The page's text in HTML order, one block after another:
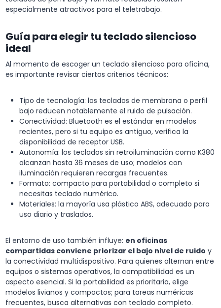
especialmente atractivos para el teletrabajo.
Guía para elegir tu teclado silencioso
ideal
Al momento de escoger un teclado silencioso para oficina,
es importante revisar ciertos criterios técnicos:
Tipo de tecnología: los teclados de membrana o perfil
bajo reducen notablemente el ruido de pulsación.
Conectividad: Bluetooth es el estándar en modelos
recientes, pero si tu equipo es antiguo, verifica la
disponibilidad de receptor USB.
Autonomía: los teclados sin retroiluminación como K380
alcanzan hasta 36 meses de uso; modelos con
iluminación requieren recargas frecuentes.
Formato: compacto para portabilidad o completo si
necesitas teclado numérico.
Materiales: la mayoría usa plástico ABS, adecuado para
uso diario y traslados.
El entorno de uso también influye: en oficinas
compartidas conviene priorizar el bajo nivel de ruido y
la conectividad multidispositivo. Para quienes alternan entre
equipos o sistemas operativos, la compatibilidad es un
aspecto esencial. Si la portabilidad es prioritaria, elige
modelos livianos y compactos; para tareas numéricas
frecuentes, busca alternativas con teclado completo.